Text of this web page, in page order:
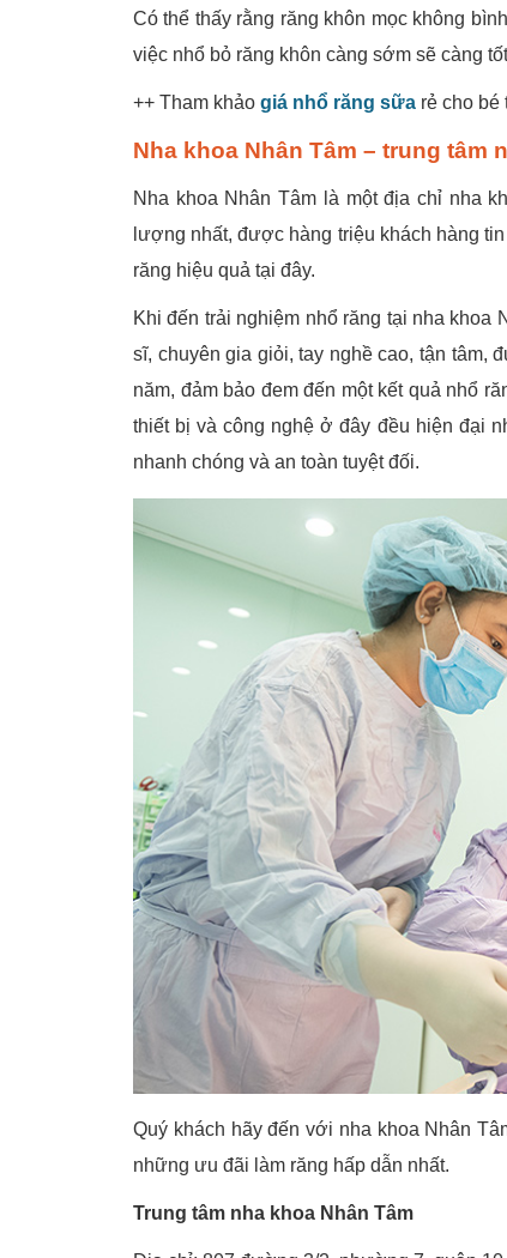
Có thể thấy rằng răng khôn mọc không
việc nhổ bỏ răng khôn càng sớm sẽ càng
++ Tham khảo giá nhổ răng sữa rẻ cho bé
Nha khoa Nhân Tâm – trung tâm
Nha khoa Nhân Tâm là một địa chỉ nha
lượng nhất, được hàng triệu khách hàng
răng hiệu quả tại đây.
Khi đến trải nghiệm nhổ răng tại nha
sĩ, chuyên gia giỏi, tay nghề cao, tận tâm,
năm, đảm bảo đem đến một kết quả nhổ
thiết bị và công nghệ ở đây đều hiện đại
nhanh chóng và an toàn tuyệt đối.
Quý khách hãy đến với nha khoa Nhân
những ưu đãi làm răng hấp dẫn nhất.
Trung tâm nha khoa Nhân Tâm